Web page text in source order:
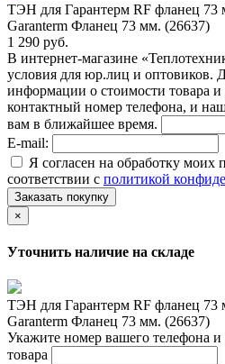
ТЭН для Гарантерм RF фланец
Garanterm Фланец 73 мм. (26637)
1 290 руб.
В интернет-магазине
условия для юр.лиц и оптовиков.
информации о стоимости товара и
контактный номер телефона, и
вам в ближайшее время.
E-mail:
Я согласен на обработку моих
соответствии с политикой
Заказать покупку
×
Уточнить наличие на складе
ТЭН для Гарантерм RF фланец
Garanterm Фланец 73 мм. (26637)
Укажите номер вашего телефона
товара